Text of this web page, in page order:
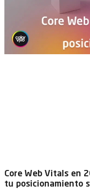
Core Web Vitals en
tu posicionamiento